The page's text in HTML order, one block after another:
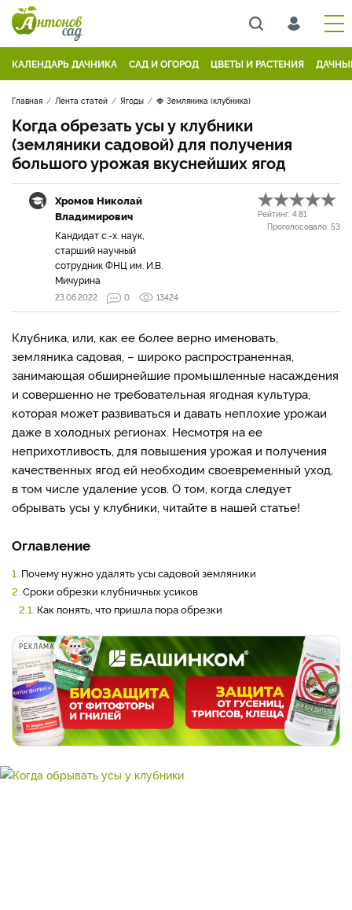
КАЛЕНДАРЬ ДАЧНИКА САД И ОГОРОД ЦВЕТЫ И РАСТЕНИЯ
Главная Лента статей Ягоды 🍓 Земляника (клубника)
Когда обрезать усы у клубники
(земляники садовой) для получения
большого урожая вкуснейших ягод
Хромов Николай
Владимирович
Кандидат с.-х. наук,
старший научный
сотрудник ФНЦ им. И.В.
Мичурина
Рейтинг: 4.81
Проголосовало: 53
23.06.2022 0 13424
Клубника, или, как ее более верно именовать,
земляника садовая, – широко распространенная,
занимающая обширнейшие промышленные насаждения
и совершенно не требовательная ягодная культура,
которая может развиваться и давать неплохие урожаи
даже в холодных регионах. Несмотря на ее
неприхотливость, для повышения урожая и получения
качественных ягод ей необходим своевременный уход,
в том числе удаление усов. О том, когда следует
обрывать усы у клубники, читайте в нашей статье!
Оглавление
1. Почему нужно удалять усы садовой земляники
2. Сроки обрезки клубничных усиков
2.1. Как понять, что пришла пора обрезки
РЕКЛАМА